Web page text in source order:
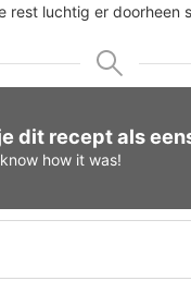
rest luchtig er doorheen
dit recept als
how it was!